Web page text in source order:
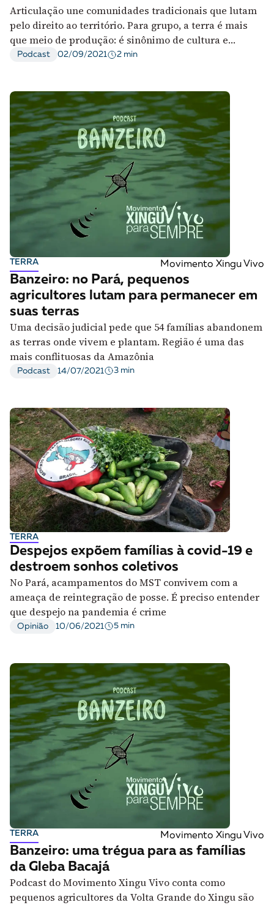
Articulação une comunidades tradicionais que lutam
pelo direito ao território. Para grupo, a terra é mais
que meio de produção: é sinônimo de cultura e
pertencimento
Podcast 02/09/2021 2 min
TERRA Movimento Xingu Vivo
Banzeiro: no Pará, pequenos
agricultores lutam para permanecer em
suas terras
Uma decisão judicial pede que 54 famílias abandonem
as terras onde vivem e plantam. Região é uma das
mais conflituosas da Amazônia
Podcast 14/07/2021 3 min
TERRA
Despejos expõem famílias à covid-19 e
destroem sonhos coletivos
No Pará, acampamentos do MST convivem com a
ameaça de reintegração de posse. É preciso entender
que despejo na pandemia é crime
Opinião 10/06/2021 5 min
TERRA Movimento Xingu Vivo
Banzeiro: uma trégua para as famílias
da Gleba Bacajá
Podcast do Movimento Xingu Vivo conta como
pequenos agricultores da Volta Grande do Xingu são